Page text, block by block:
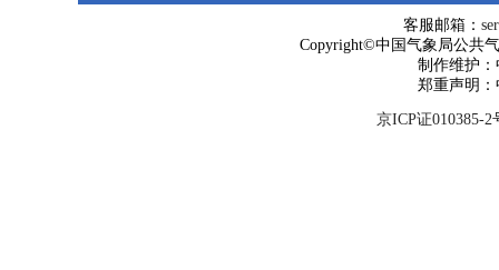
客服邮箱：
Copyright©中国气象局公共
制作维护
郑重声明
京ICP证010385-2